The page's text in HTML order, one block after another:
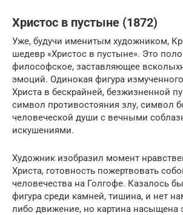
Христос в пустыне (1872)
Уже, будучи именитым художником,
шедевр «Христос в пустыне». Это
философское, заставляющее
эмоций. Одинокая фигура
Христа в бескрайней, безжизненной
символ противостояния злу, символ
человеческой души с вечными
искушениями.
Художник изобразил момент
Христа, готовность пожертвовать
человечества на Голгофе. Казалось
фигура среди камней, тишина, и нет
либо движение, но картина насыщена